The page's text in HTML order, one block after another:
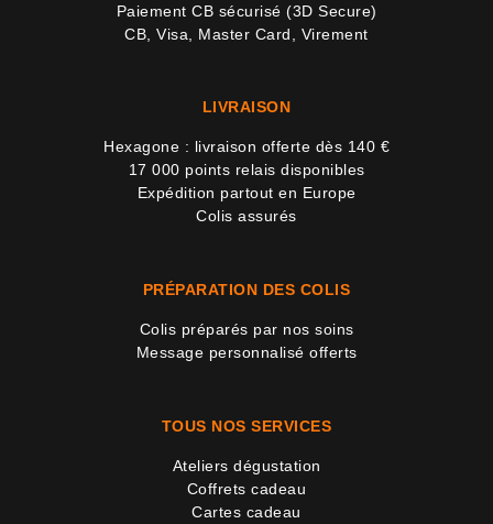
Paiement CB sécurisé (3D Secure)
CB, Visa, Master Card, Virement
LIVRAISON
Hexagone : livraison offerte dès 140 €
17 000 points relais disponibles
Expédition partout en Europe
Colis assurés
PRÉPARATION DES COLIS
Colis préparés par nos soins
Message personnalisé offerts
TOUS NOS SERVICES
Ateliers dégustation
Coffrets cadeau
Cartes cadeau